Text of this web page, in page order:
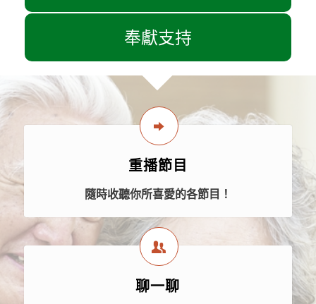
奉獻支持
重播節目
隨時收聽你所喜愛的各節目！
聊一聊